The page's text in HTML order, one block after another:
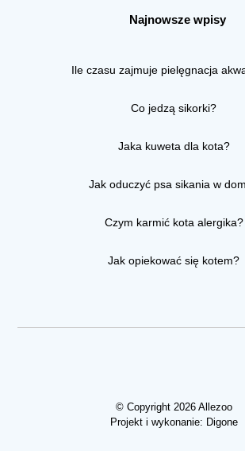
Najnowsze wpisy
Ile czasu zajmuje pielęgnacja
Co jedzą sikorki?
Jaka kuweta dla kota?
Jak oduczyć psa sikania w
Czym karmić kota alergika?
Jak opiekować się kotem?
© Copyright 2026 Allezoo
Projekt i wykonanie: Digone